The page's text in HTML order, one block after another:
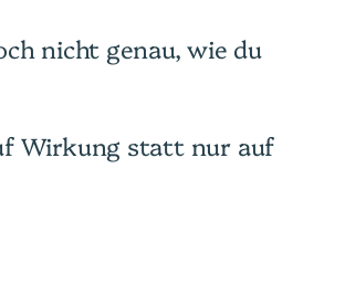
nicht genau, wie du
Wirkung statt nur auf